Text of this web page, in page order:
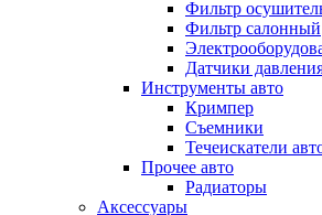
Фильтр
Фильтр салонный
Датчики
Инструменты авто
Кримпер
Съемники
Течеискатели
Прочее авто
Радиаторы
Аксессуары